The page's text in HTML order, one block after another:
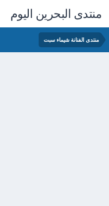
منتدى البحرين اليوم
منتدى الفنانة شيماء سبت